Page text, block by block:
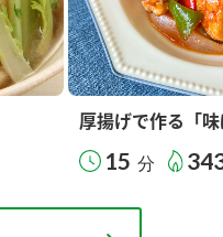
厚揚げで作る「
15 分